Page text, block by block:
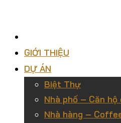
GIỚI THIỆU
DỰ ÁN
Biệt Thự
Nhà phố – Căn hộ
Nhà hàng –